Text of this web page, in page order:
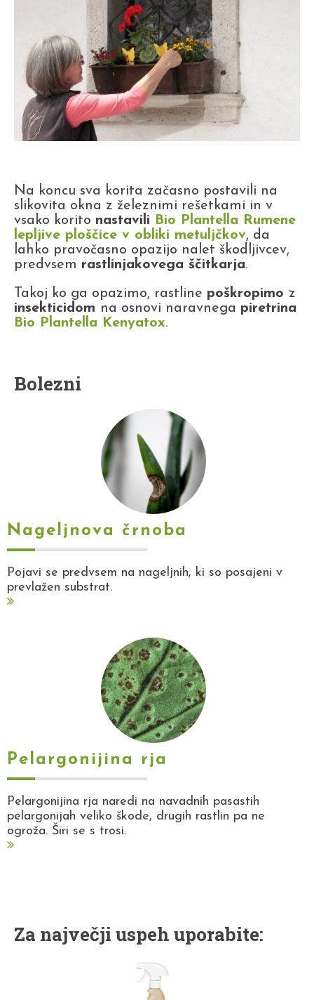
Na koncu sva korita začasno postavili na
slikovita okna z železnimi rešetkami in v
vsako korito nastavili Bio Plantella Rumene
lepljive ploščice v obliki metuljčkov, da
lahko pravočasno opazijo nalet škodljivcev,
predvsem rastlinjakovega ščitkarja.
Takoj ko ga opazimo, rastline poškropimo z
insekticidom na osnovi naravnega piretrina
Bio Plantella Kenyatox.
Bolezni
Nageljnova črnoba
Pojavi se predvsem na nageljnih, ki so posajeni v
prevlažen substrat.
Pelargonijina rja
Pelargonijina rja naredi na navadnih pasastih
pelargonijah veliko škode, drugih rastlin pa ne
ogroža. Širi se s trosi.
Za največji uspeh uporabite: